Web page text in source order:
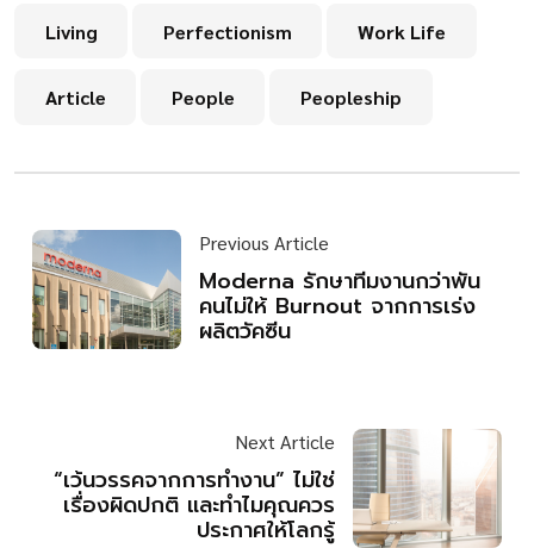
Living Perfectionism Work Life
Article People Peopleship
Previous Article
Moderna รักษาทีมงานกว่าพัน
คนไม่ให้ Burnout จากการเร่ง
ผลิตวัคซีน
Next Article
“เว้นวรรคจากการทำงาน” ไม่ใช่
เรื่องผิดปกติ และทำไมคุณควร
ประกาศให้โลกรู้